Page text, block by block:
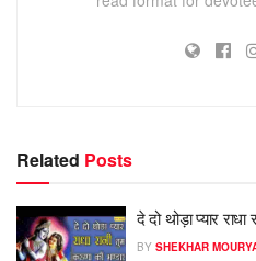
Related Posts
दे दो थोड़ा प्यार
BY SHEKHAR